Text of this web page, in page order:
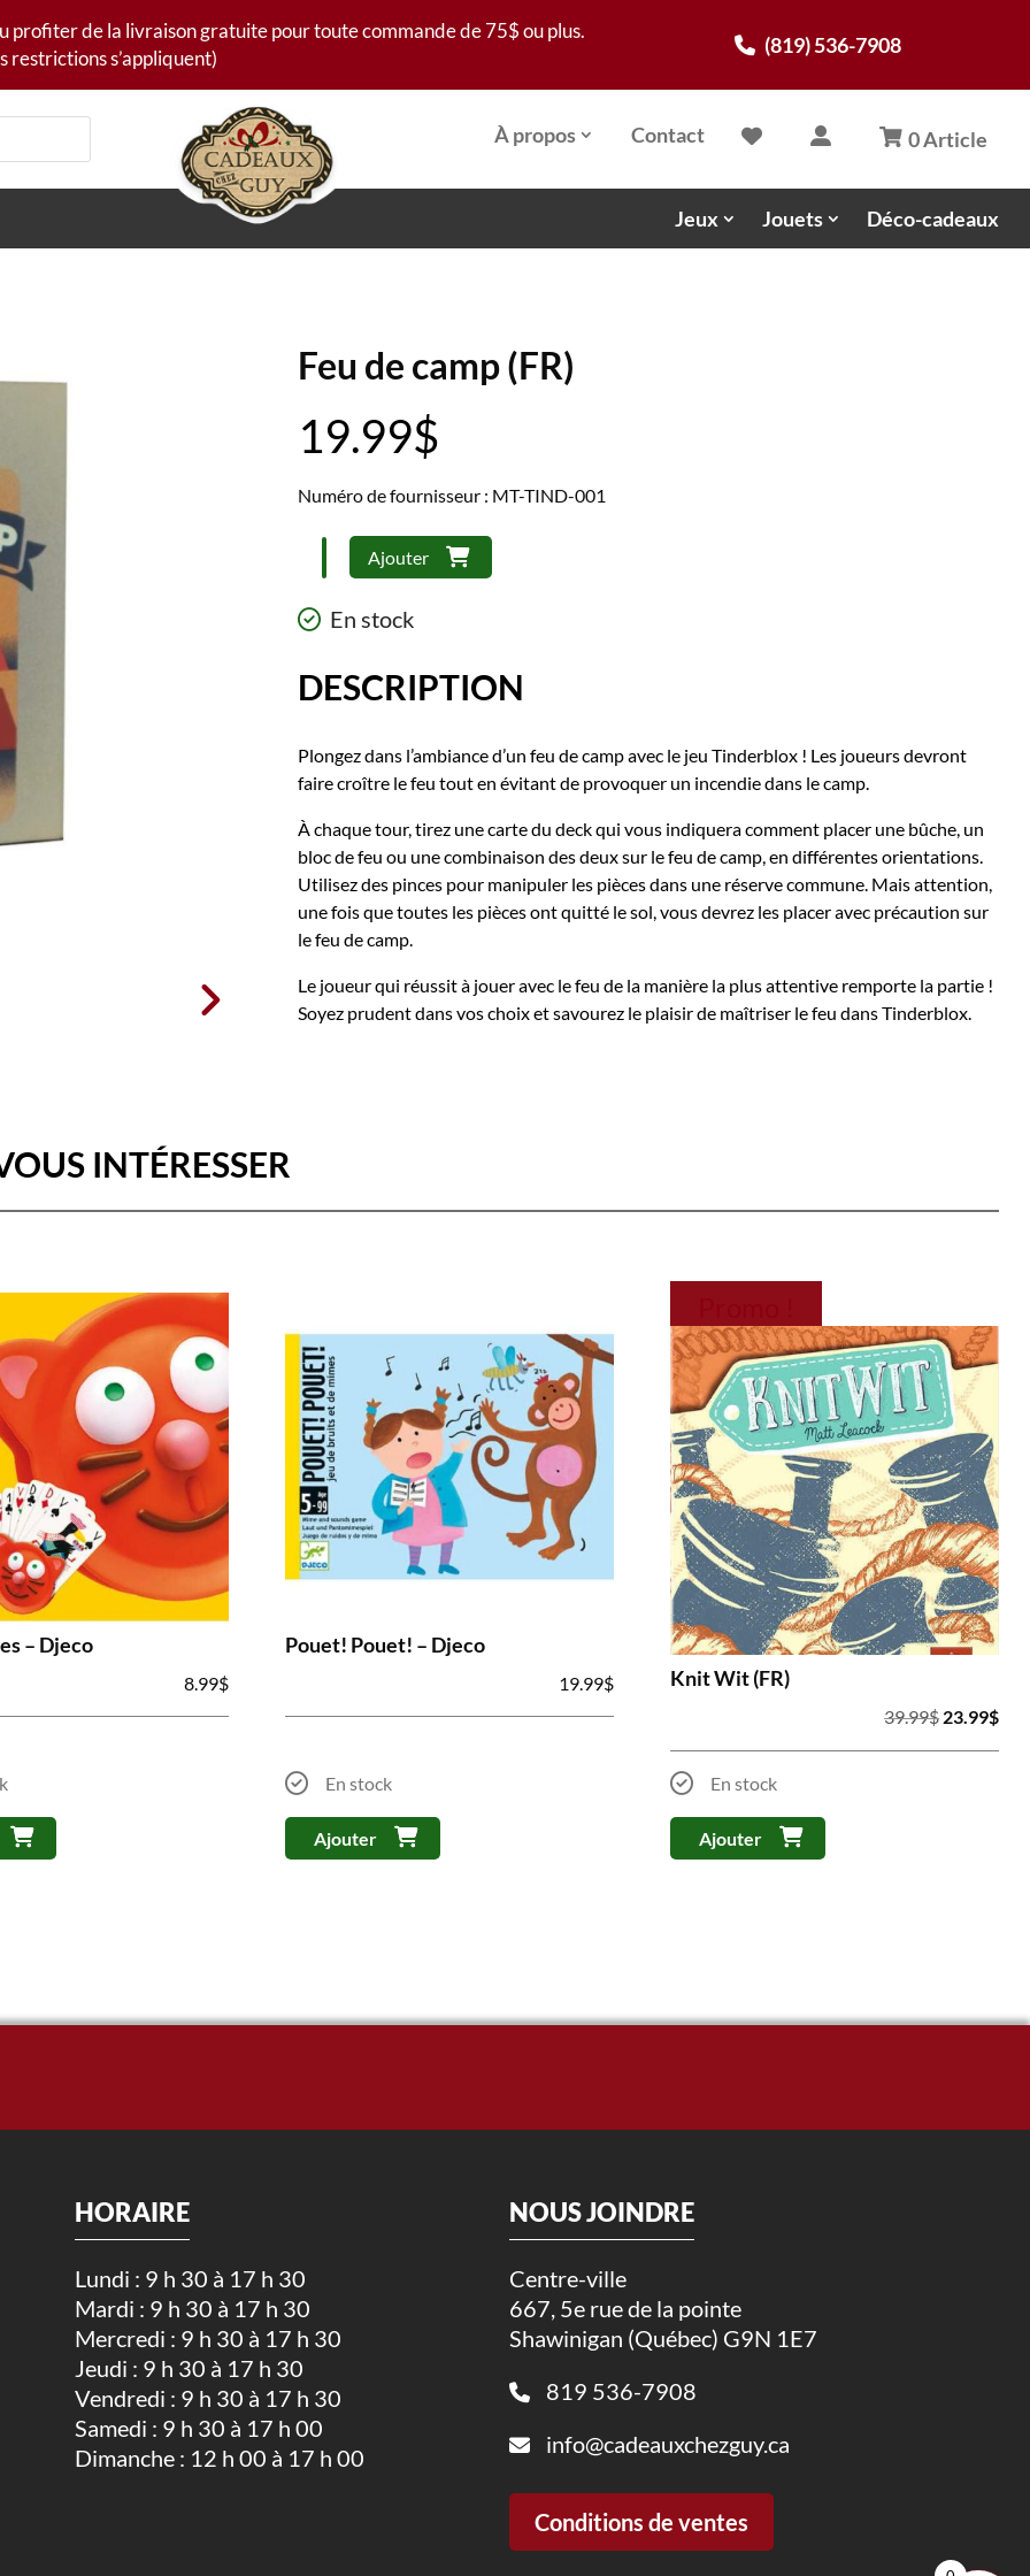
profiter de la livraison gratuite pour toute commande de 75$ ou plus.
restrictions s’appliquent)
(819) 536-7908
À propos Contact 0 Article
Jeux Jouets Déco-cadeaux

Feu de camp (FR)
19.99$
Numéro de fournisseur : MT-TIND-001
quantité
de
de
(FR)
Ajouter
En stock
DESCRIPTION
Plongez dans l’ambiance d’un feu de camp avec le jeu Tinderblox ! Les joueurs devront
faire croître le feu tout en évitant de provoquer un incendie dans le camp.
À chaque tour, tirez une carte du deck qui vous indiquera comment placer une bûche, un
bloc de feu ou une combinaison des deux sur le feu de camp, en différentes orientations.
Utilisez des pinces pour manipuler les pièces dans une réserve commune. Mais attention,
une fois que toutes les pièces ont quitté le sol, vous devrez les placer avec précaution sur
le feu de camp.
Le joueur qui réussit à jouer avec le feu de la manière la plus attentive remporte la partie !
Soyez prudent dans vos choix et savourez le plaisir de maîtriser le feu dans Tinderblox.
INTÉRESSER
– Djeco
8.99$
Pouet! Pouet! – Djeco
19.99$
En stock
Ajouter
Knit Wit (FR)
39.99$ Le
prix
23.99$Le
prix
En stock
Ajouter
HORAIRE
Lundi : 9 h 30 à 17 h 30
Mardi : 9 h 30 à 17 h 30
Mercredi : 9 h 30 à 17 h 30
Jeudi : 9 h 30 à 17 h 30
Vendredi : 9 h 30 à 17 h 30
Samedi : 9 h 30 à 17 h 00
Dimanche : 12 h 00 à 17 h 00
NOUS JOINDRE
Centre-ville
667, 5e rue de la pointe
Shawinigan (Québec) G9N 1E7
819 536-7908
info@cadeauxchezguy.ca
Conditions de ventes